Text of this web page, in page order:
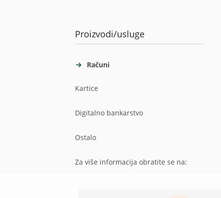
Proizvodi/usluge
Računi
Kartice
Digitalno bankarstvo
Ostalo
Za više informacija obratite se na: